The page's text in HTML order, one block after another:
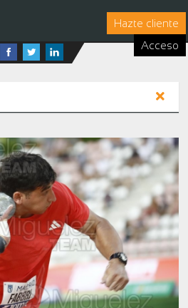
Hazte cliente
Acceso